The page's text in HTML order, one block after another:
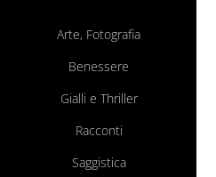
Arte, Fotografia
Benessere
Gialli e Thriller
Racconti
Saggistica